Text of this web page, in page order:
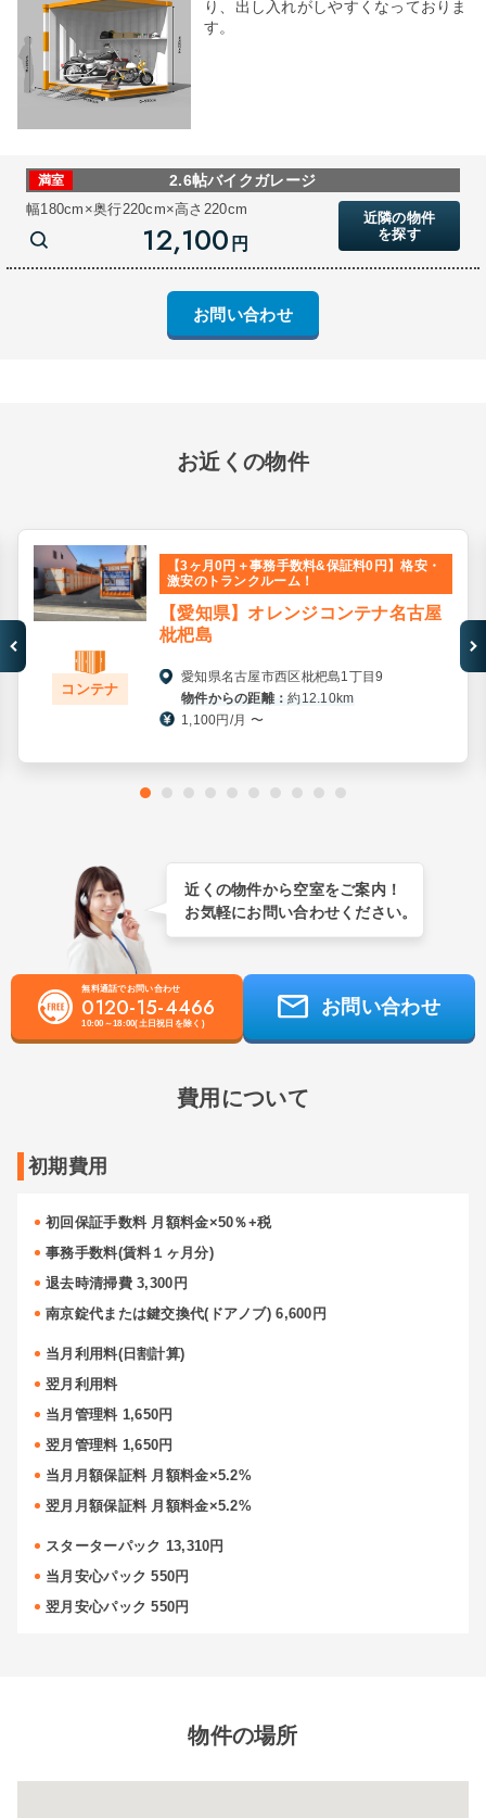
り、出し入れがしやすくなっておりま
す。
2.6帖バイクガレージ
幅180cm×奥行220cm×高さ220cm
満室
12,100 円
近隣の物件
を探す
お問い合わせ
お近くの物件
コンテナ
【3ヶ月0円＋事務手数料&保証料0円】格安・
激安のトランクルーム！
【愛知県】オレンジコンテナ名古屋
枇杷島
愛知県名古屋市西区枇杷島1丁目9
物件からの距離：約12.10km
1,100円/月 〜
近くの物件から空室をご案内！
お気軽にお問い合わせください。
無料通話でお問い合わせ
0120-15-4466
10:00～18:00(土日祝日を除く)
お問い合わせ
費用について
初期費用
初回保証手数料 月額料金×50％+税
事務手数料(賃料１ヶ月分)
退去時清掃費 3,300円
南京錠代または鍵交換代(ドアノブ) 6,600円
当月利用料(日割計算)
翌月利用料
当月管理料 1,650円
翌月管理料 1,650円
当月月額保証料 月額料金×5.2%
翌月月額保証料 月額料金×5.2%
スターターパック 13,310円
当月安心パック 550円
翌月安心パック 550円
物件の場所